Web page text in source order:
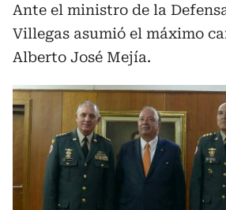
Ante el ministro de la
Villegas asumió el máximo
Alberto José Mejía.